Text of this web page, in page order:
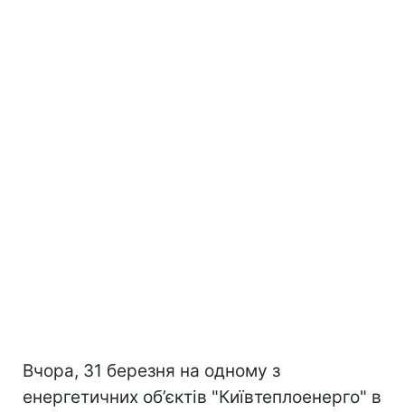
Вчора, 31 березня на одному з
енергетичних об’єктів "Київтеплоенерго" в